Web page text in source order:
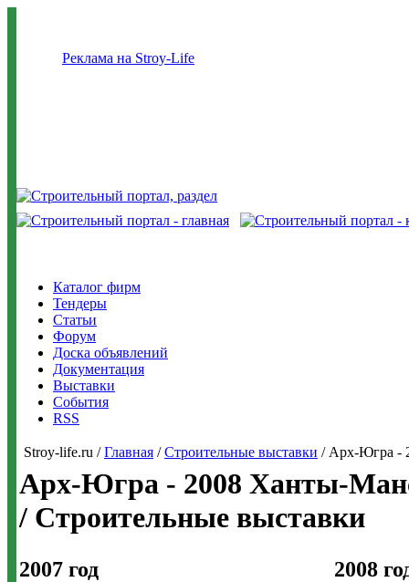
Реклама на Stroy-Life
Каталог фирм
Тендеры
Статьи
Форум
Доска объявлений
Документация
Выставки
События
RSS
Stroy-life.ru /Главная /Строительные выставки / Арх-Югра -
Арх-Югра - 2008 Ханты-
/ Строительные выставки
2007 год 2008